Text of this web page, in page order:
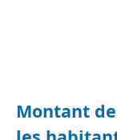
Montant